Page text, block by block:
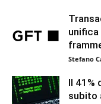
unifica
Stefano
Il 41%
subito